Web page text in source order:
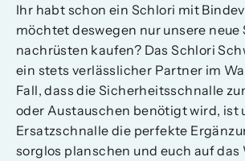
Ihr habt schon ein Schlori mit
möchtet deswegen nur unsere neue
nachrüsten kaufen? Das Schlori
ein stets verlässlicher Partner im
Fall, dass die Sicherheitsschnalle
oder Austauschen benötigt wird, ist
Ersatzschnalle die perfekte
sorglos planschen und euch auf